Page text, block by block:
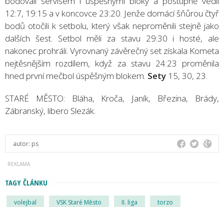
12:7, 19:15 a v koncovce 23:20. Jenže domácí šňůrou čtyř
bodů otočili k setbolu, který však neproměnili stejně jako
dalších šest. Setbol měli za stavu 29:30 i hosté, ale
nakonec prohráli. Vyrovnaný závěrečný set získala Kometa
nejtěsnějším rozdílem, když za stavu 24:23 proměnila
hned první mečbol úspěšným blokem. Sety 15, 30, 23.
STARÉ MĚSTO: Bláha, Kroča, Janík, Březina, Brády,
Zábranský, libero Slezák.
autor: ps
TAGY ČLÁNKU
volejbal VSK Staré Město II. liga torzo